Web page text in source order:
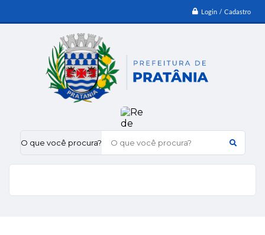
Login / Cadastro
O que você procura?